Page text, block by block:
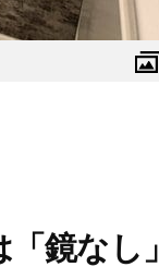
鏡なし」